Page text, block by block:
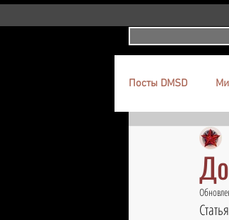
Посты DMSD